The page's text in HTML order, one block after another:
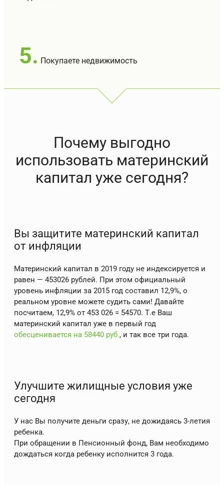
5. Покупаете недвижимость
Почему выгодно
использовать материнский
капитал уже сегодня?
Вы защитите материнский капитал
от инфляции
Материнский капитал в 2019 году не индексируется и
равен — 453026 рублей. При этом официальный
уровень инфляции за 2015 год составил 12,9%, о
реальном уровне можете судить сами! Давайте
посчитаем, 12,9% от 453 026 = 54570. Т.е Ваш
материнский капитал уже в первый год
обесценивается на 58440 руб., и так все три года.
Улучшите жилищные условия уже
сегодня
У нас Вы получите деньги сразу, не дожидаясь 3-летия
ребенка.
При обращении в Пенсионный фонд, Вам необходимо
дождаться когда ребенку исполнится 3 года.